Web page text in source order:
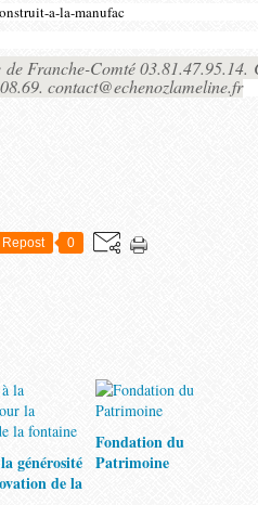
Franche-Comté 03.81.47.95.14.
contact@echenozlameline.fr
Repost 0
générosité
de la
Fondation du
Patrimoine